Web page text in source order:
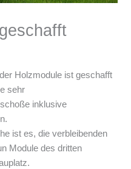
Holzmodule ist geschafft
sehr
inklusive
ist es, die verbleibenden
Module des dritten